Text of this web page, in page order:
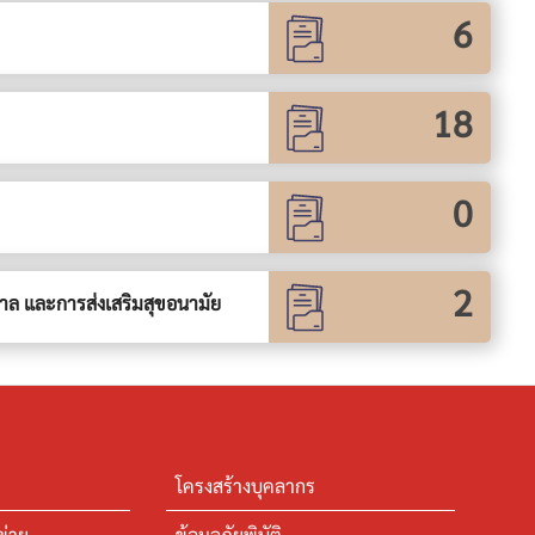
6
18
0
และการส่งเสริมสุขอนามัย 2
โครงสร้างบุคลากร